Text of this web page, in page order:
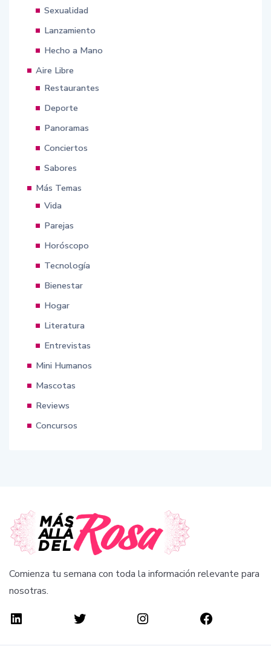
Sexualidad
Lanzamiento
Hecho a Mano
Aire Libre
Restaurantes
Deporte
Panoramas
Conciertos
Sabores
Más Temas
Vida
Parejas
Horóscopo
Tecnología
Bienestar
Hogar
Literatura
Entrevistas
Mini Humanos
Mascotas
Reviews
Concursos
Comienza tu semana con toda la información relevante para
nosotras.